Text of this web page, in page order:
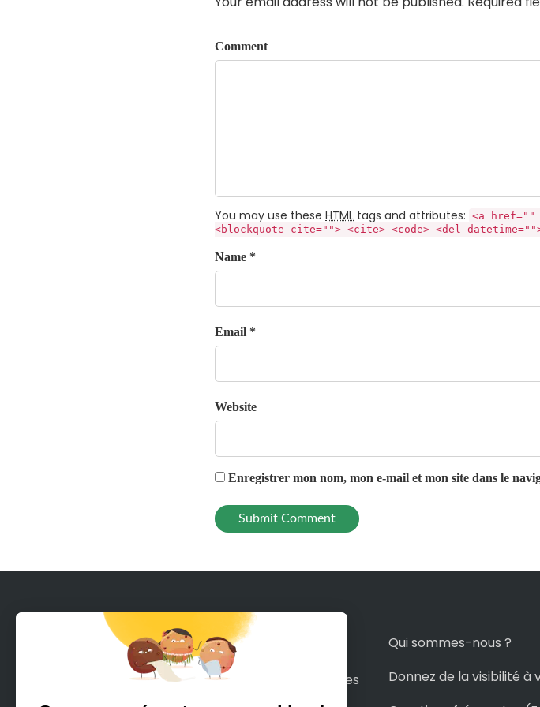
Comment
You may use these HTML tags and attributes: <a
<blockquote cite=""> <cite> <code> <del
Name *
Email *
Website
Enregistrer mon nom, mon e-mail et mon site dans le
Avec Rodeeo, louez en quelques clics tous les
Qui sommes-nous ?
Donnez de la visibilité à